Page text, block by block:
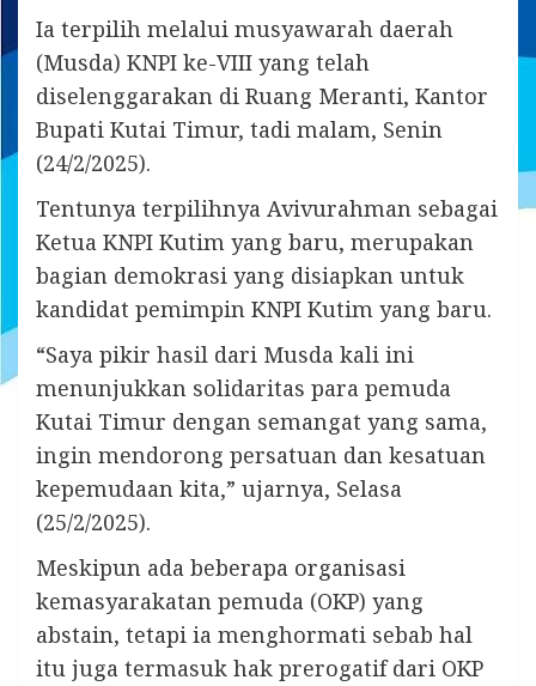
Ia terpilih melalui musyawarah daerah
(Musda) KNPI ke-VIII yang telah
diselenggarakan di Ruang Meranti, Kantor
Bupati Kutai Timur, tadi malam, Senin
(24/2/2025).
Tentunya terpilihnya Avivurahman sebagai
Ketua KNPI Kutim yang baru, merupakan
bagian demokrasi yang disiapkan untuk
kandidat pemimpin KNPI Kutim yang baru.
“Saya pikir hasil dari Musda kali ini
menunjukkan solidaritas para pemuda
Kutai Timur dengan semangat yang sama,
ingin mendorong persatuan dan kesatuan
kepemudaan kita,” ujarnya, Selasa
(25/2/2025).
Meskipun ada beberapa organisasi
kemasyarakatan pemuda (OKP) yang
abstain, tetapi ia menghormati sebab hal
itu juga termasuk hak prerogatif dari OKP